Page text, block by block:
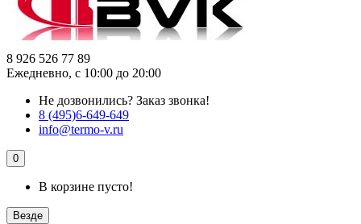
8 926 526 77 89
Ежедневно, с 10:00 до 20:00
Не дозвонились? Заказ звонка!
8 (495)6-649-649
info@termo-v.ru
0
В корзине пусто!
Везде